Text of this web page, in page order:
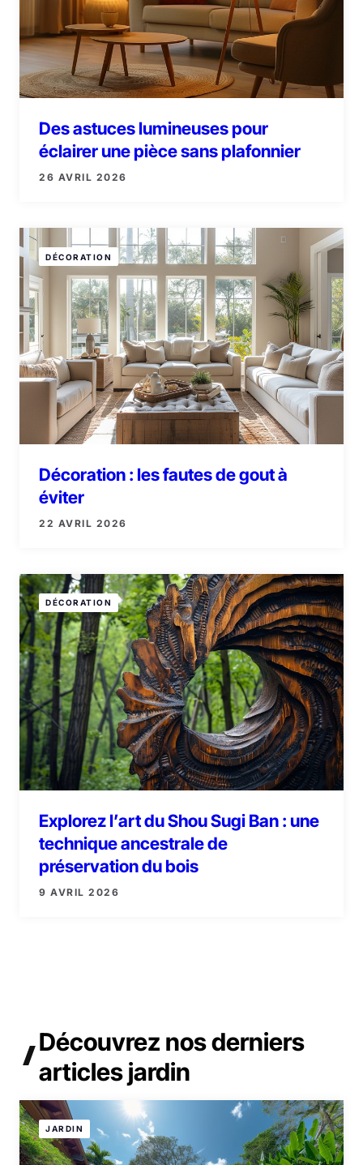
Des astuces lumineuses pour
éclairer une pièce sans plafonnier
26 AVRIL 2026
DÉCORATION
Décoration : les fautes de gout à
éviter
22 AVRIL 2026
DÉCORATION
Explorez l’art du Shou Sugi Ban : une
technique ancestrale de
préservation du bois
9 AVRIL 2026
Découvrez nos derniers
articlesjardin
JARDIN